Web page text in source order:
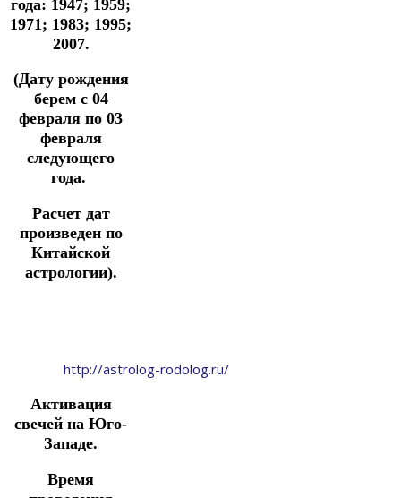
года: 1947; 1959;
1971; 1983; 1995;
2007.
(Дату рождения
берем с 04
февраля по 03
февраля
следующего
года.
Расчет дат
произведен по
Китайской
астрологии).
http://astrolog-rodolog.ru/
Активация
свечей на Юго-
Западе.
Время